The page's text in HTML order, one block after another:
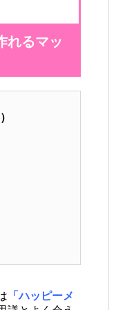
れるマッ
「ハッピーメ